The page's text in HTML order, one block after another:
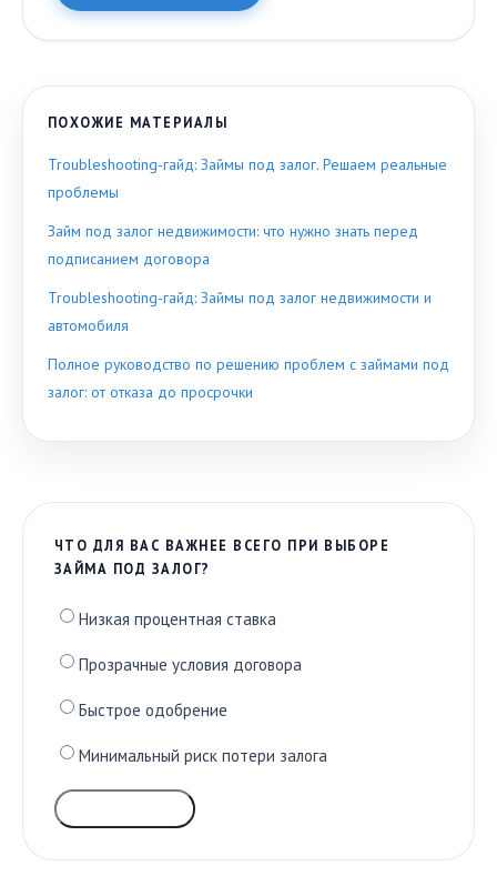
ПОХОЖИЕ МАТЕРИАЛЫ
Troubleshooting-гайд: Займы под залог. Решаем реальные
проблемы
Займ под залог недвижимости: что нужно знать перед
подписанием договора
Troubleshooting-гайд: Займы под залог недвижимости и
автомобиля
Полное руководство по решению проблем с займами под
залог: от отказа до просрочки
ЧТО ДЛЯ ВАС ВАЖНЕЕ ВСЕГО ПРИ ВЫБОРЕ
ЗАЙМА ПОД ЗАЛОГ?
Низкая процентная ставка
Прозрачные условия договора
Быстрое одобрение
Минимальный риск потери залога